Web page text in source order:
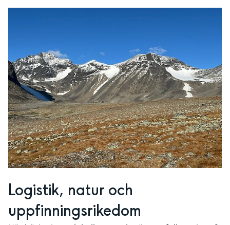
Logistik, natur och
uppfinningsrikedom